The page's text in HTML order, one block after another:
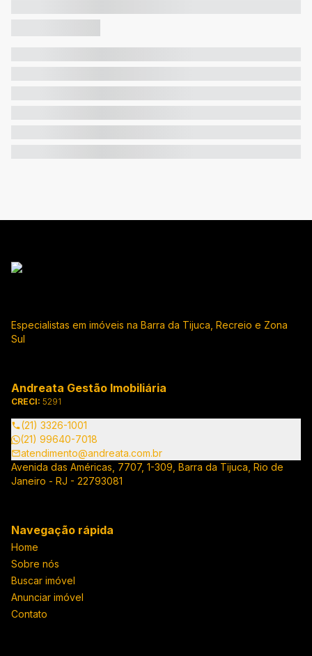
Especialistas em imóveis na Barra da Tijuca, Recreio e Zona
Sul
Andreata Gestão Imobiliária
CRECI: 5291
(21) 3326-1001
(21) 99640-7018
atendimento@andreata.com.br
Avenida das Américas, 7707, 1-309, Barra da Tijuca, Rio de
Janeiro - RJ - 22793081
Navegação rápida
Home
Sobre nós
Buscar imóvel
Anunciar imóvel
Contato